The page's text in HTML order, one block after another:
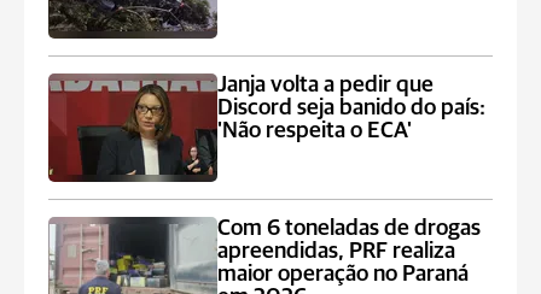
Janja volta a pedir que
Discord seja banido do país:
'Não respeita o ECA'
Com 6 toneladas de drogas
apreendidas, PRF realiza
maior operação no Paraná